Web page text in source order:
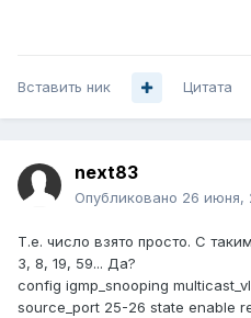
Вставить ник Цитата
next83
Опубликовано 26 июня,
Т.е. число взято просто. С
3, 8, 19, 59... Да?
config igmp_snooping
source_port 25-26 state enable